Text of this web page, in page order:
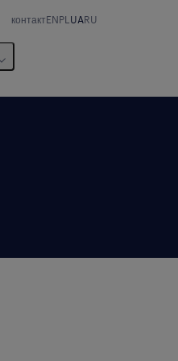
контактENPL UARU